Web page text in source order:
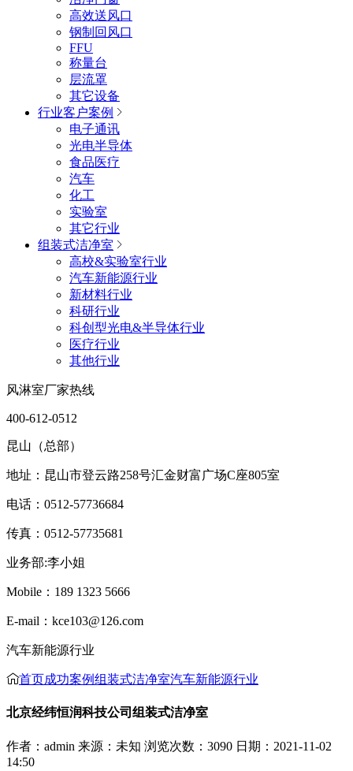
高效送风口
钢制回风口
FFU
称量台
层流罩
其它设备
行业客户案例
电子通讯
光电半导体
食品医疗
汽车
化工
实验室
其它行业
组装式洁净室
高校&实验室行业
汽车新能源行业
新材料行业
科研行业
科创型光电&半导体行业
医疗行业
其他行业
风淋室厂家热线
400-612-0512
昆山（总部）
地址：昆山市登云路258号汇金财富广场C座805室
电话：0512-57736684
传真：0512-57735681
业务部:李小姐
Mobile：189 1323 5666
E-mail：kce103@126.com
汽车新能源行业
首页成功案例组装式洁净室汽车新能源行业
北京经纬恒润科技公司组装式洁净室
作者：admin 来源：未知 浏览次数： 3090 日期：2021-11-02
14:50